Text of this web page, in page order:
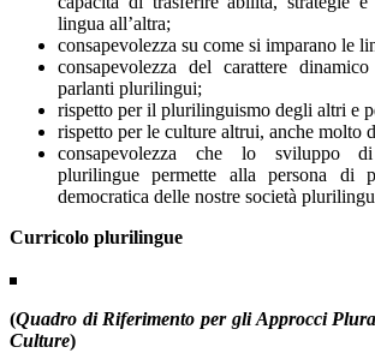
lingua all’altra;
consapevolezza su come si imparano le
consapevolezza del carattere
parlanti plurilingui;
rispetto per il plurilinguismo degli altri e
rispetto per le culture altrui, anche molto
consapevolezza che lo sviluppo
plurilingue permette alla persona di
democratica delle nostre società
Curricolo plurilingue
(Quadro di Riferimento per gli Approcci
Culture)